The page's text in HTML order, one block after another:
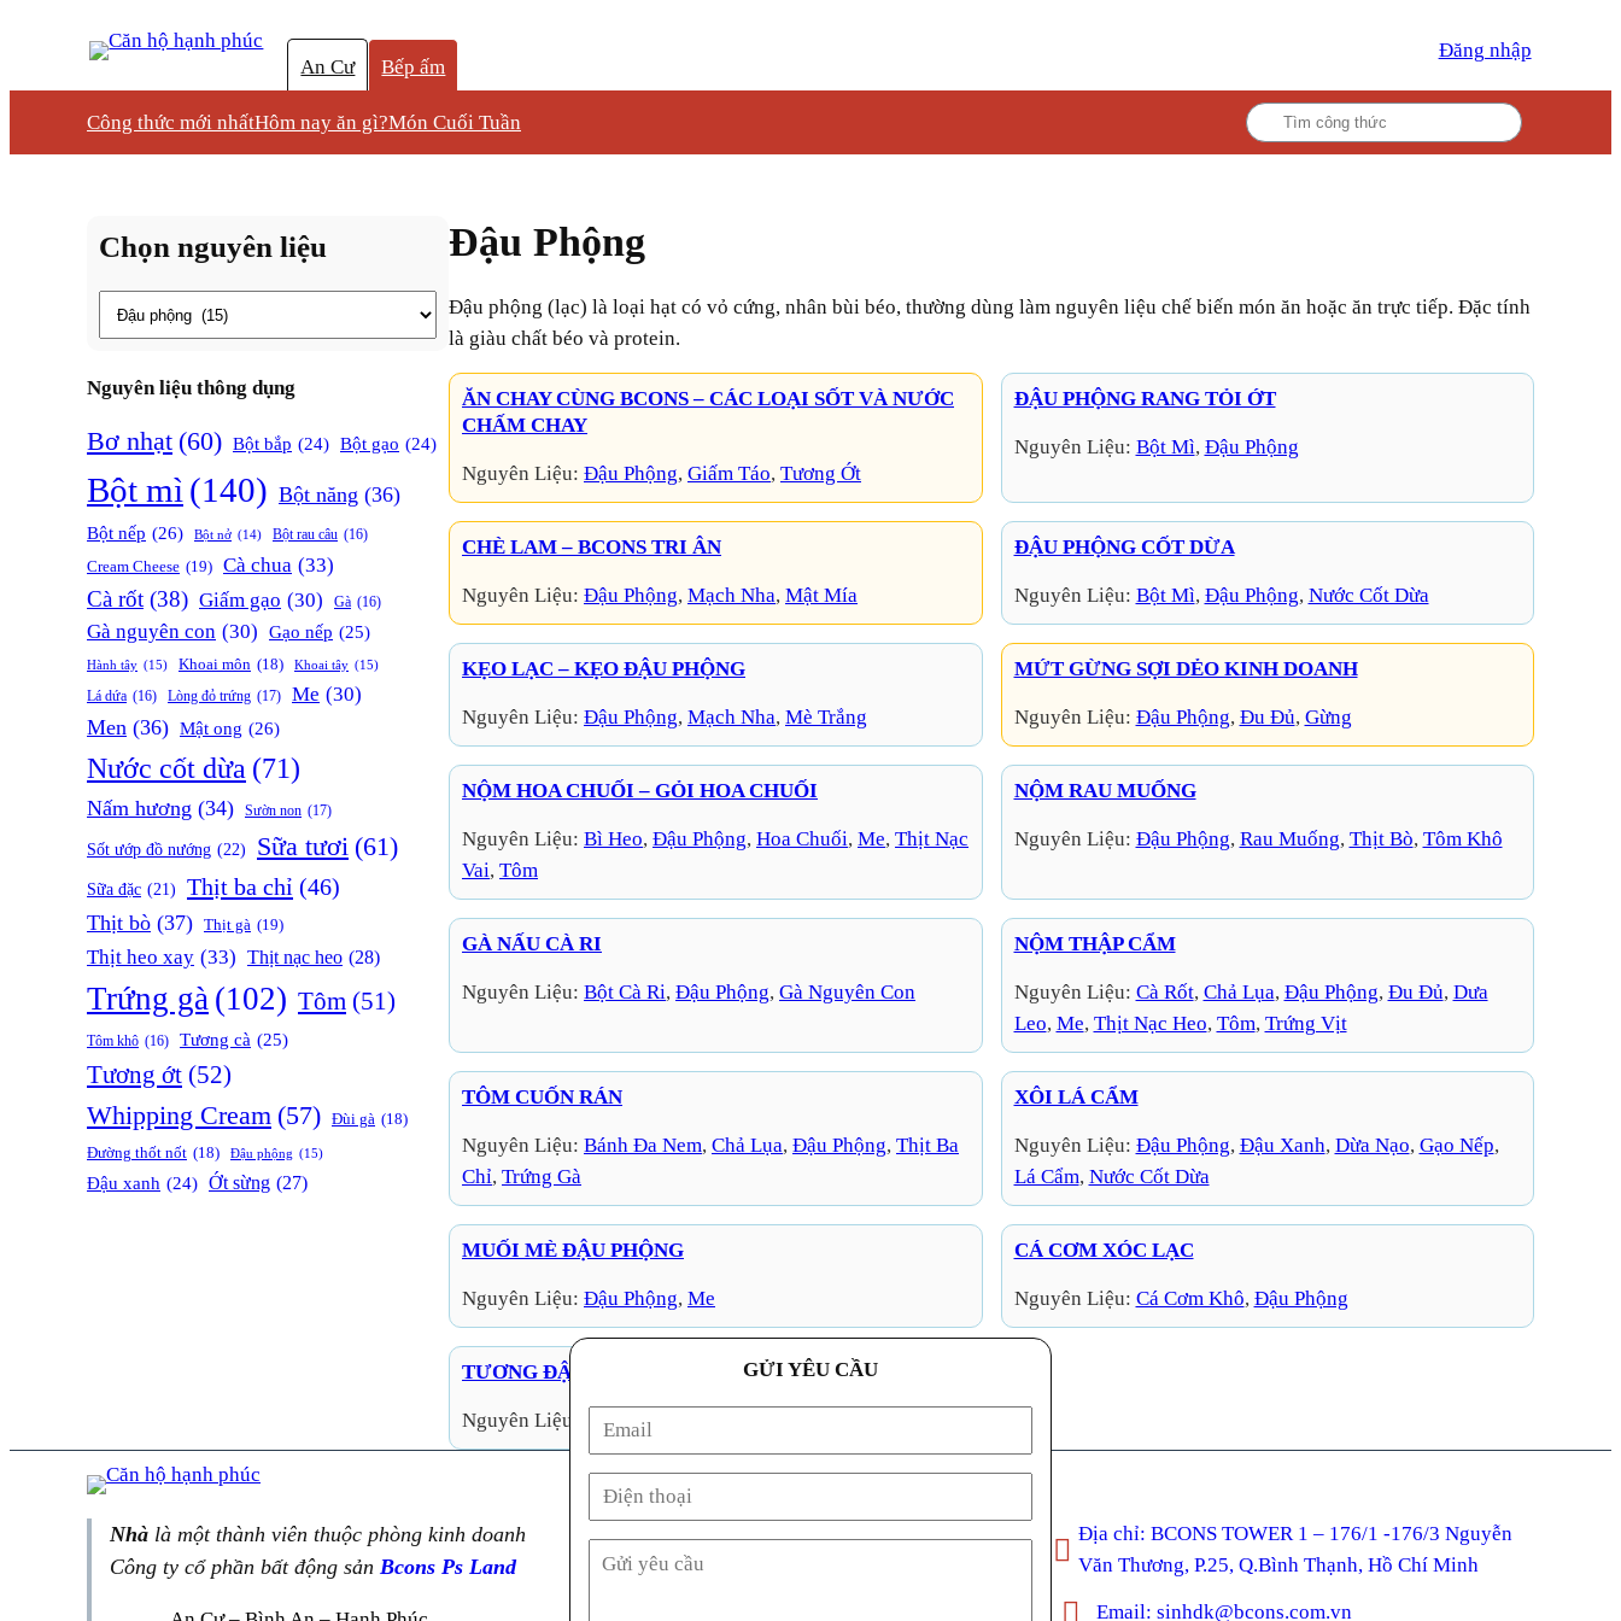
An Cư Bếp ấm
Đăng nhập
Công thức mới nhấtHôm nay ăn gì?Món Cuối Tuần
Chọn nguyên liệu
Thẻ
Nguyên liệu thông dụng
Bơ nhạt (60) Bột bắp (24) Bột gạo (24)
Bột mì (140) Bột năng (36)
Bột nếp (26) Bột nở (14) Bột rau câu (16)
Cream Cheese (19) Cà chua (33)
Cà rốt (38) Giấm gạo (30) Gà (16)
Gà nguyên con (30) Gạo nếp (25)
Hành tây (15) Khoai môn (18) Khoai tây (15)
Lá dứa (16) Lòng đỏ trứng (17) Me (30)
Men (36) Mật ong (26)
Nước cốt dừa (71)
Nấm hương (34) Sườn non (17)
Sốt ướp đồ nướng (22) Sữa tươi (61)
Sữa đặc (21) Thịt ba chỉ (46)
Thịt bò (37) Thịt gà (19)
Thịt heo xay (33) Thịt nạc heo (28)
Trứng gà (102) Tôm (51)
Tôm khô (16) Tương cà (25)
Tương ớt (52)
Whipping Cream (57) Đùi gà (18)
Đường thốt nốt (18) Đậu phộng (15)
Đậu xanh (24) Ớt sừng (27)
Đậu Phộng
Đậu phộng (lạc) là loại hạt có vỏ cứng, nhân bùi béo, thường dùng làm nguyên liệu chế biến món ăn hoặc ăn trực tiếp. Đặc tính
là giàu chất béo và protein.
ĂN CHAY CÙNG BCONS – CÁC LOẠI SỐT VÀ NƯỚC
CHẤM CHAY
Nguyên Liệu: Đậu Phộng, Giấm Táo, Tương Ớt
ĐẬU PHỘNG RANG TỎI ỚT
Nguyên Liệu: Bột Mì, Đậu Phộng
CHÈ LAM – BCONS TRI ÂN
Nguyên Liệu: Đậu Phộng, Mạch Nha, Mật Mía
ĐẬU PHỘNG CỐT DỪA
Nguyên Liệu: Bột Mì, Đậu Phộng, Nước Cốt Dừa
KẸO LẠC – KẸO ĐẬU PHỘNG
Nguyên Liệu: Đậu Phộng, Mạch Nha, Mè Trắng
MỨT GỪNG SỢI DẺO KINH DOANH
Nguyên Liệu: Đậu Phộng, Đu Đủ, Gừng
NỘM HOA CHUỐI – GỎI HOA CHUỐI
Nguyên Liệu: Bì Heo, Đậu Phộng, Hoa Chuối, Me, Thịt Nạc
Vai, Tôm
NỘM RAU MUỐNG
Nguyên Liệu: Đậu Phộng, Rau Muống, Thịt Bò, Tôm Khô
GÀ NẤU CÀ RI
Nguyên Liệu: Bột Cà Ri, Đậu Phộng, Gà Nguyên Con
NỘM THẬP CẨM
Nguyên Liệu: Cà Rốt, Chả Lụa, Đậu Phộng, Đu Đủ, Dưa
Leo, Me, Thịt Nạc Heo, Tôm, Trứng Vịt
TÔM CUỐN RÁN
Nguyên Liệu: Bánh Đa Nem, Chả Lụa, Đậu Phộng, Thịt Ba
Chỉ, Trứng Gà
XÔI LÁ CẨM
Nguyên Liệu: Đậu Phộng, Đậu Xanh, Dừa Nạo, Gạo Nếp ,
Lá Cẩm, Nước Cốt Dừa
MUỐI MÈ ĐẬU PHỘNG
Nguyên Liệu: Đậu Phộng, Me
CÁ CƠM XÓC LẠC
Nguyên Liệu: Cá Cơm Khô, Đậu Phộng
TƯƠNG ĐẬU PHỘNG (ĐẶC BIỆT)
Nguyên Liệu: Đậu Phộng
Nhà là một thành viên thuộc phòng kinh doanh
Công ty cổ phần bất động sản Bcons Ps Land
GỬI YÊU CẦU
Địa chỉ: BCONS TOWER 1 – 176/1 -176/3 Nguyễn
Văn Thương, P.25, Q.Bình Thạnh, Hồ Chí Minh
Email: sinhdk@bcons.com.vn